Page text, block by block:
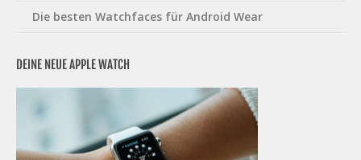
Die besten Watchfaces für Android Wear
DEINE NEUE APPLE WATCH